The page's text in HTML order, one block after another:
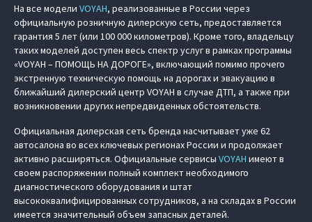
На все модели VOYAH, реализованные в России через
официальную розничную дилерскую сеть, предоставляется
гарантия 5 лет (или 100 000 километров). Кроме того, владельцу
таких моделей доступен весь спектр услуг в рамках программы
«VOYAH – ПОМОЩЬ НА ДОРОГЕ», включающий помимо прочего
экстренную техническую помощь на дорогах и эвакуацию в
ближайший дилерский центр VOYAH в случае ДТП, а также при
возникновении других непредвиденных обстоятельств.
Официальная дилерская сеть бренда насчитывает уже 62
автосалона во всех ключевых регионах России и продолжает
активно расширяться. Официальные сервисы VOYAH имеют в
своем распоряжении полный комплект необходимого
диагностического оборудования и штат
высококвалифицированных сотрудников, а на складах в России
имеется значительный объем запасных деталей.